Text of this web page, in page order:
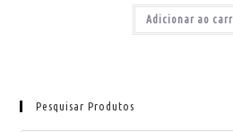
Adicionar ao
Pesquisar Produtos